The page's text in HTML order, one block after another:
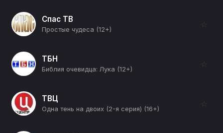
Спас ТВ
Простые чудеса (12+)
☆
ТБН
Библия очевидца: Лука (12+)
☆
ТВЦ
Одна тень на двоих (2-я серия) (16+)
☆